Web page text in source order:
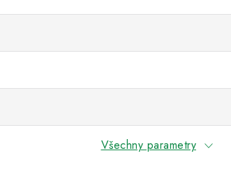
Všechny parametry